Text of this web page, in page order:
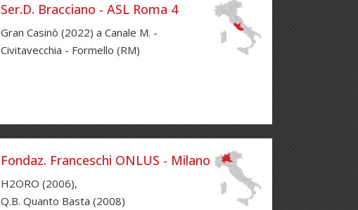
Ser.D. Bracciano - ASL Roma 4
Gran Casinò (2022) a Canale M. -
Civitavecchia - Formello (RM)
Fondaz. Franceschi ONLUS - Milano
H2ORO (2006),
Q.B. Quanto Basta (2008)